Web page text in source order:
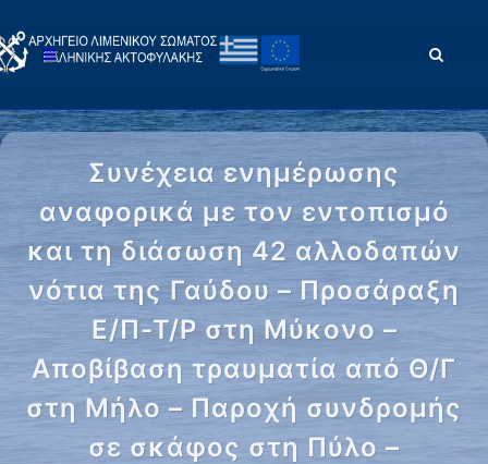
Συνέχεια ενημέρωσης
αναφορικά με τον εντοπισμό
και τη διάσωση 42 αλλοδαπών
νότια της Γαύδου – Προσάραξη
Ε/Π-Τ/Ρ στη Μύκονο –
Αποβίβαση τραυματία από Θ/Γ
στη Μήλο – Παροχή συνδρομής
σε σκάφος στη Πύλο –